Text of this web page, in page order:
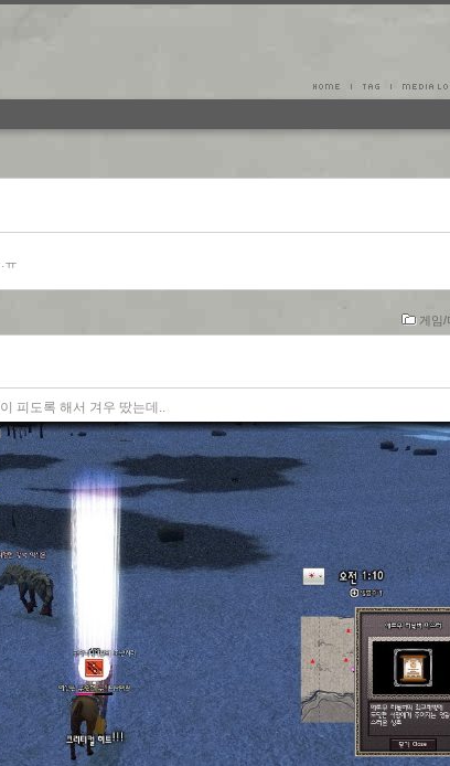
ㅠ
게임/
피도록 해서 겨우 땄는데..